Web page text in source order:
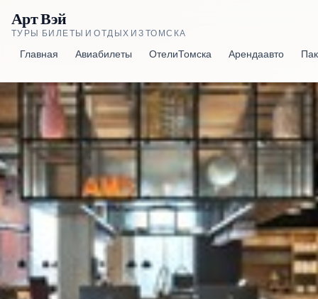
Арт Вэй
ТУРЫ, БИЛЕТЫ И ОТДЫХ ИЗ ТОМСКА
Главная Авиабилеты Отели Томска Аренда авто